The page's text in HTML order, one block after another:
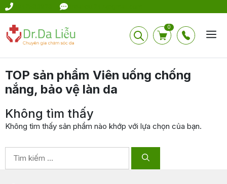
Chuyển
đến
nội
dung
0
TOP sản phẩm Viên uống chống
nắng, bảo vệ làn da
Không tìm thấy
Không tìm thấy sản phẩm nào khớp với lựa chọn của bạn.
kiếm